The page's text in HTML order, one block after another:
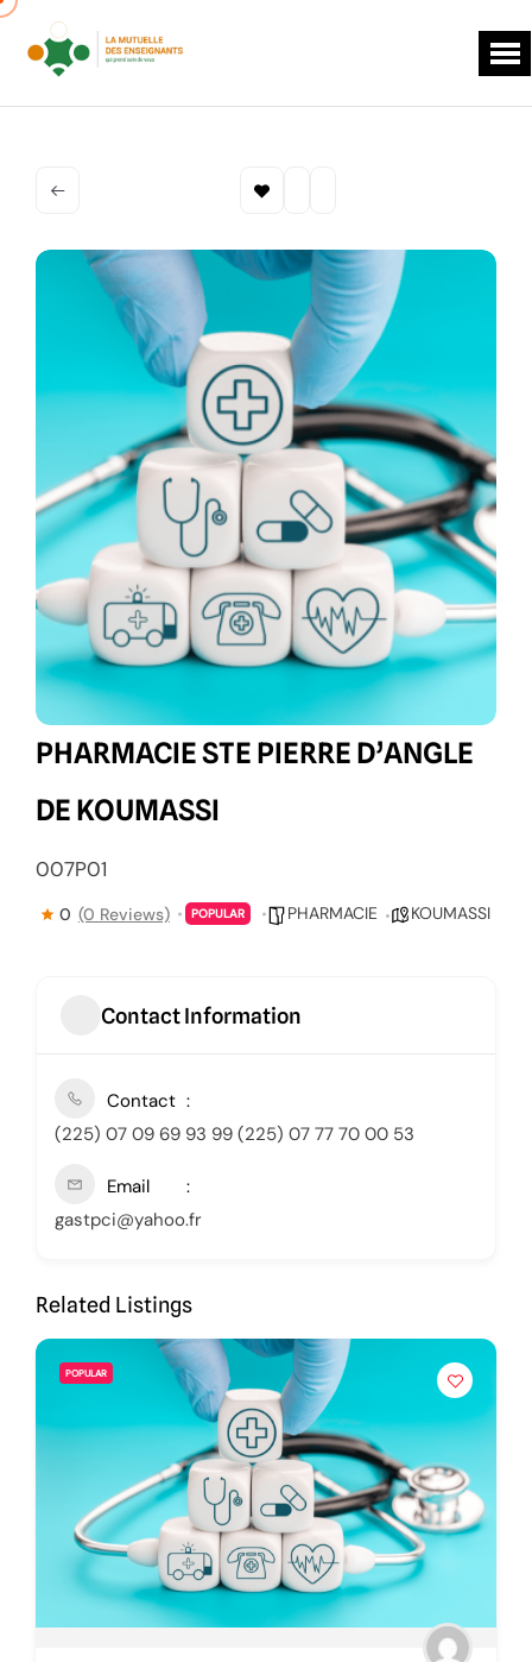
PHARMACIE STE PIERRE D’ANGLE
DE KOUMASSI
007P01
0 (0 Reviews) POPULAR PHARMACIE KOUMASSI
Contact Information
Contact
(225) 07 09 69 93 99 (225) 07 77 70 00 53
Email
gastpci@yahoo.fr
Related Listings
POPULAR